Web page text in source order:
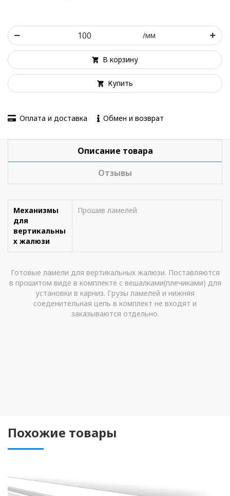
/мм
В корзину
Купить
Оплата и доставка Обмен и возврат
Описание товара
Отзывы
Механизмы
для
вертикальны
х жалюзи
Прошив ламелей
Готовые ламели для вертикальных жалюзи. Поставляются
в прошитом виде в комплекте с вешалками(плечиками) для
установки в карниз. Грузы ламелей и нижняя
соеденительная цепь в комплект не входят и
заказываются отдельно.
Похожие товары